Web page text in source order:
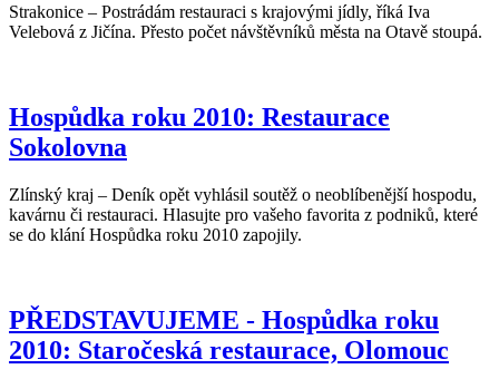
Strakonice – Postrádám restauraci s krajovými jídly, říká Iva
Velebová z Jičína. Přesto počet návštěvníků města na Otavě stoupá.
Hospůdka roku 2010: Restaurace
Sokolovna
Zlínský kraj – Deník opět vyhlásil soutěž o neoblíbenější hospodu,
kavárnu či restauraci. Hlasujte pro vašeho favorita z podniků, které
se do klání Hospůdka roku 2010 zapojily.
PŘEDSTAVUJEME - Hospůdka roku
2010: Staročeská restaurace, Olomouc